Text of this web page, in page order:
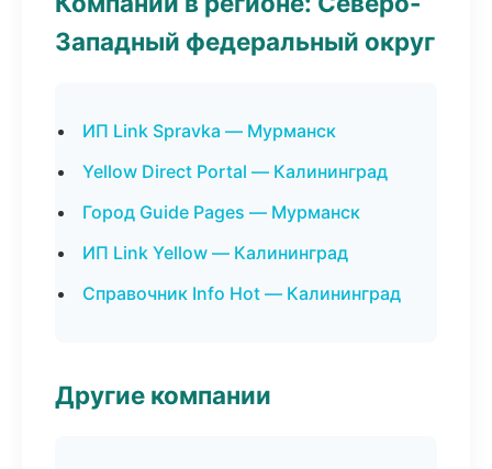
Западный федеральный округ
ИП Link Spravka — Мурманск
Yellow Direct Portal — Калининград
Город Guide Pages — Мурманск
ИП Link Yellow — Калининград
Справочник Info Hot — Калининград
Другие компании